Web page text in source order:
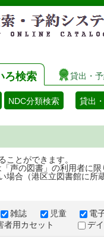
ろ検索 貸出・
NDC分類検索 貸出
ことができます。
声の図書」の利用者に限
場合（港区立図書館に所
雑誌 児童
電
者用カセット
デ